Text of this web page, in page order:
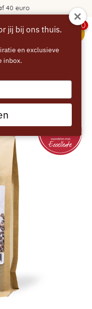
365 dagen
0
jij bij ons thuis.
en exclusieve
inbox.